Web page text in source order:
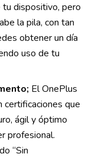
dispositivo, pero
la pila, con tan
obtener un día
uso de tu
El OnePlus
certificaciones que
ágil y óptimo
profesional.
“Sin